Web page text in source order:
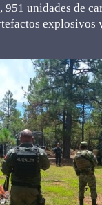
951 unidades de
explosivos